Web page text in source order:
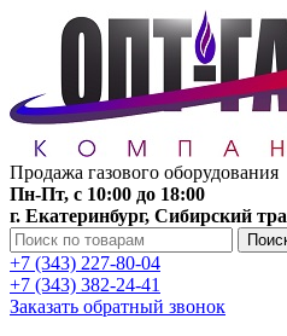
Продажа газового оборудования
Пн-Пт, с 10:00 до 18:00
г. Екатеринбург, Сибирский
+7 (343) 227-80-04
+7 (343) 382-24-41
Заказать обратный звонок